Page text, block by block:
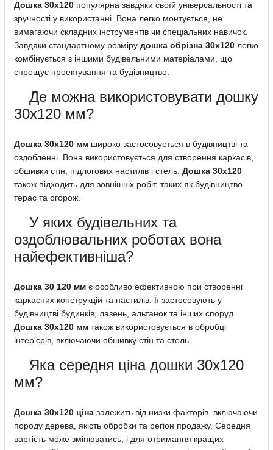
Дошка 30х120 популярна завдяки своїй універсальності та
зручності у використанні. Вона легко монтується, не
вимагаючи складних інструментів чи спеціальних навичок.
Завдяки стандартному розміру дошка обрізна 30х120 легко
комбінується з іншими будівельними матеріалами, що
спрощує проектування та будівництво.
Де можна використовувати дошку
30х120 мм?
Дошка 30х120 мм широко застосовується в будівництві та
оздобленні. Вона використовується для створення каркасів,
обшивки стін, підлогових настилів і стель. Дошка 30х120
також підходить для зовнішніх робіт, таких як будівництво
терас та огорож.
У яких будівельних та
оздоблювальних роботах вона
найефективніша?
Дошка 30 120 мм є особливо ефективною при створенні
каркасних конструкцій та настилів. Її застосовують у
будівництві будинків, лазень, альтанок та інших споруд.
Дошка 30х120 мм також використовується в обробці
інтер'єрів, включаючи обшивку стін та стель.
Яка середня ціна дошки 30х120
мм?
Дошка 30х120 ціна залежить від низки факторів, включаючи
породу дерева, якість обробки та регіон продажу. Середня
вартість може змінюватись, і для отримання кращих